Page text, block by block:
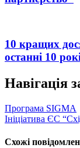
10 кращих
останні 10
Навігація
Програма SIGMA
Ініціатива ЄС
Схожі